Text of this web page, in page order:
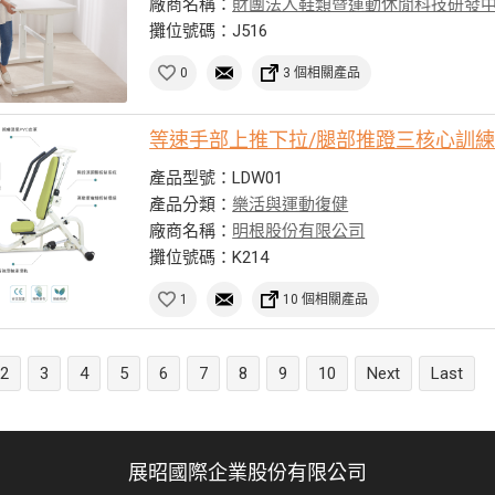
廠商名稱： 財團法人鞋類暨運動休閒科技研發
攤位號碼：J516
0 3 個相關產品
等速手部上推下拉/腿部推蹬三核心訓練
產品型號：LDW01
產品分類：樂活與運動復健
廠商名稱： 明根股份有限公司
攤位號碼：K214
1 10 個相關產品
2 3 4 5 6 7 8 9 10 Next Last
展昭國際企業股份有限公司